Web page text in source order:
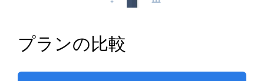
プランの比較